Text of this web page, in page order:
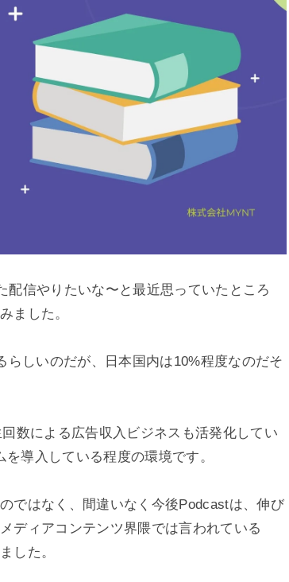
信やりたいな〜と最近思っていたところ
ました。
しいのだが、日本国内は10%程度なのだそ
数による広告収入ビジネスも活発化してい
導入している程度の環境です。
ではなく、間違いなく今後Podcastは、伸び
ディアコンテンツ界隈では言われている
した。